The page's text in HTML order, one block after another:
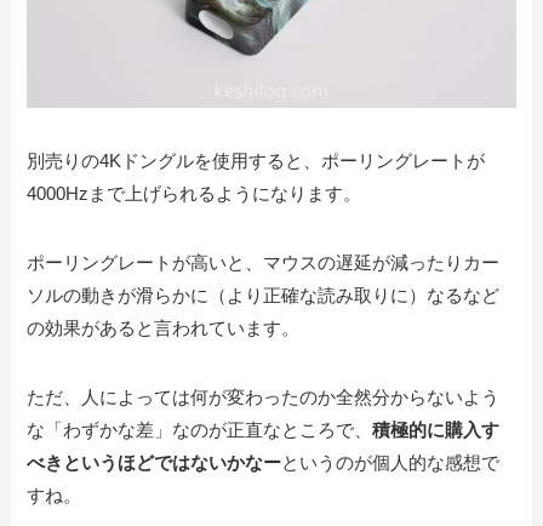
別売りの4Kドングルを使用すると、ポーリングレートが
4000Hzまで上げられるようになります。
ポーリングレートが高いと、マウスの遅延が減ったりカー
ソルの動きが滑らかに（より正確な読み取りに）なるなど
の効果があると言われています。
ただ、人によっては何が変わったのか全然分からないよう
な「わずかな差」なのが正直なところで、積極的に購入す
べきというほどではないかなーというのが個人的な感想で
すね。